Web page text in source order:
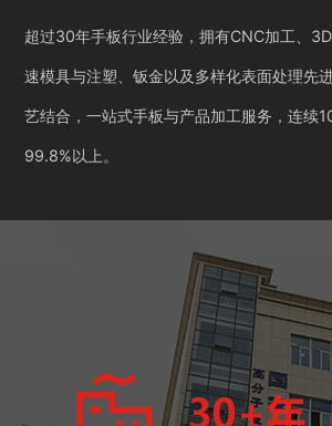
超过30年手板行业经验，拥有CNC加工、
速模具与注塑、钣金以及多样化表面处理先
艺结合，一站式手板与产品加工服务，连续
99.8%以上。